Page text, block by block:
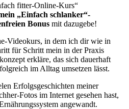
fitter-Online-Kurs“
„Einfach schlanker“-
Bonus mit dazugebe!
Videokurs, in dem ich dir wie in
für Schritt mein in der Praxis
erkläre, das sich dauerhaft
im Alltag umsetzen lässt.
Erfolgsgeschichten meiner
Fotos im Internet gesehen hast,
angewandt.